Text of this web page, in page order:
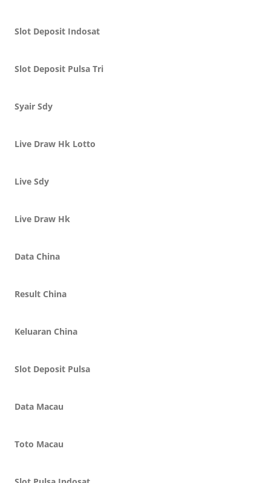
Slot Deposit Indosat
Slot Deposit Pulsa Tri
Syair Sdy
Live Draw Hk Lotto
Live Sdy
Live Draw Hk
Data China
Result China
Keluaran China
Slot Deposit Pulsa
Data Macau
Toto Macau